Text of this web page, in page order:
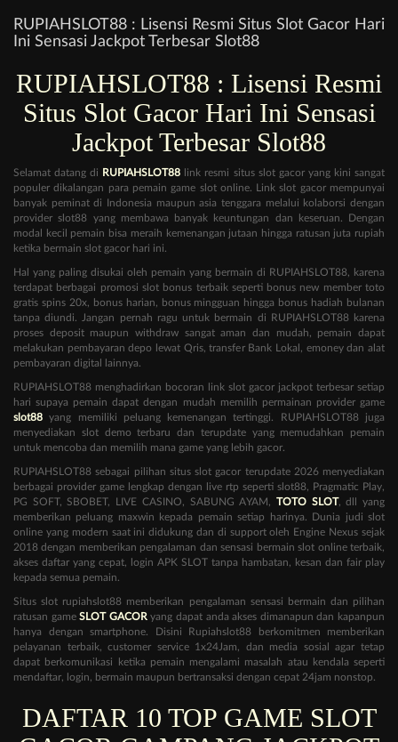
RUPIAHSLOT88 : Lisensi Resmi Situs Slot Gacor Hari
Ini Sensasi Jackpot Terbesar Slot88
RUPIAHSLOT88 : Lisensi Resmi
Situs Slot Gacor Hari Ini Sensasi
Jackpot Terbesar Slot88
Selamat datang di RUPIAHSLOT88 link resmi situs slot gacor yang kini sangat
populer dikalangan para pemain game slot online. Link slot gacor mempunyai
banyak peminat di Indonesia maupun asia tenggara melalui kolaborsi dengan
provider slot88 yang membawa banyak keuntungan dan keseruan. Dengan
modal kecil pemain bisa meraih kemenangan jutaan hingga ratusan juta rupiah
ketika bermain slot gacor hari ini.
Hal yang paling disukai oleh pemain yang bermain di RUPIAHSLOT88, karena
terdapat berbagai promosi slot bonus terbaik seperti bonus new member toto
gratis spins 20x, bonus harian, bonus mingguan hingga bonus hadiah bulanan
tanpa diundi. Jangan pernah ragu untuk bermain di RUPIAHSLOT88 karena
proses deposit maupun withdraw sangat aman dan mudah, pemain dapat
melakukan pembayaran depo lewat Qris, transfer Bank Lokal, emoney dan alat
pembayaran digital lainnya.
RUPIAHSLOT88 menghadirkan bocoran link slot gacor jackpot terbesar setiap
hari supaya pemain dapat dengan mudah memilih permainan provider game
slot88 yang memiliki peluang kemenangan tertinggi. RUPIAHSLOT88 juga
menyediakan slot demo terbaru dan terupdate yang memudahkan pemain
untuk mencoba dan memilih mana game yang lebih gacor.
RUPIAHSLOT88 sebagai pilihan situs slot gacor terupdate 2026 menyediakan
berbagai provider game lengkap dengan live rtp seperti slot88, Pragmatic Play,
PG SOFT, SBOBET, LIVE CASINO, SABUNG AYAM, TOTO SLOT, dll yang
memberikan peluang maxwin kepada pemain setiap harinya. Dunia judi slot
online yang modern saat ini didukung dan di support oleh Engine Nexus sejak
2018 dengan memberikan pengalaman dan sensasi bermain slot online terbaik,
akses daftar yang cepat, login APK SLOT tanpa hambatan, kesan dan fair play
kepada semua pemain.
Situs slot rupiahslot88 memberikan pengalaman sensasi bermain dan pilihan
ratusan gameSLOT GACORyang dapat anda akses dimanapun dan kapanpun
hanya dengan smartphone. Disini Rupiahslot88 berkomitmen memberikan
pelayanan terbaik, customer service 1x24Jam, dan media sosial agar tetap
dapat berkomunikasi ketika pemain mengalami masalah atau kendala seperti
mendaftar, login, bermain maupun bertransaksi dengan cepat 24jam nonstop.
DAFTAR 10 TOP GAME SLOT